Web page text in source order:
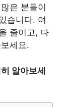
은 분들이
습니다. 여
줄이고, 다
세요.
알아보세